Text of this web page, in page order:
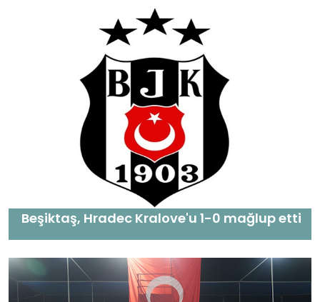
Beşiktaş, Hradec Kralove'u 1-0 mağlup etti